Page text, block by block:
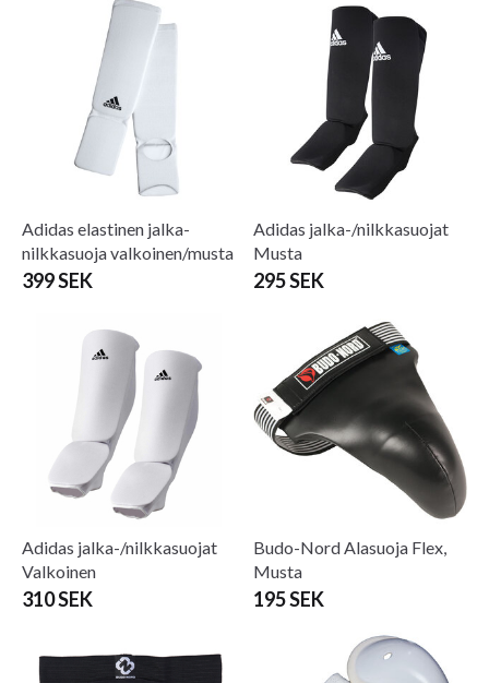
Adidas elastinen jalka-
nilkkasuoja valkoinen/musta
399 SEK
Adidas jalka-/nilkkasuojat
Musta
295 SEK
Adidas jalka-/nilkkasuojat
Valkoinen
310 SEK
Budo-Nord Alasuoja Flex,
Musta
195 SEK